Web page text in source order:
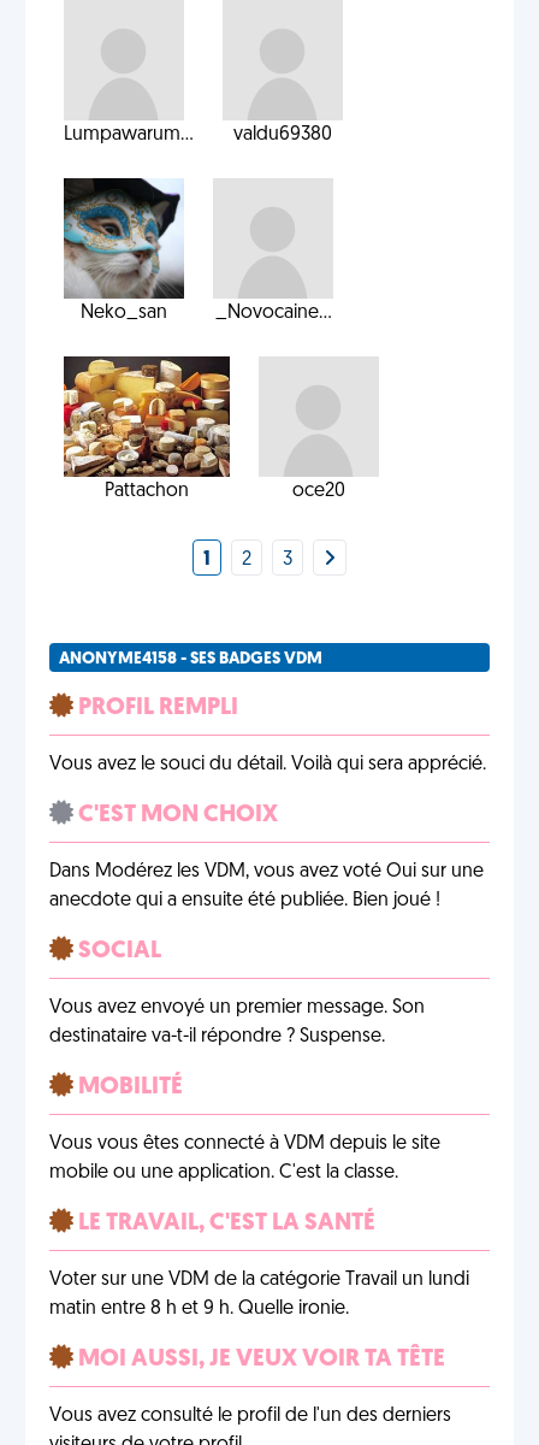
Lumpawarum... valdu69380
Neko_san _Novocaine...
Pattachon oce20
1 2 3
ANONYME4158 - SES BADGES VDM
PROFIL REMPLI
Vous avez le souci du détail. Voilà qui sera apprécié.
C'EST MON CHOIX
Dans Modérez les VDM, vous avez voté Oui sur une
anecdote qui a ensuite été publiée. Bien joué !
SOCIAL
Vous avez envoyé un premier message. Son
destinataire va-t-il répondre ? Suspense.
MOBILITÉ
Vous vous êtes connecté à VDM depuis le site
mobile ou une application. C'est la classe.
LE TRAVAIL, C'EST LA SANTÉ
Voter sur une VDM de la catégorie Travail un lundi
matin entre 8 h et 9 h. Quelle ironie.
MOI AUSSI, JE VEUX VOIR TA TÊTE
Vous avez consulté le profil de l'un des derniers